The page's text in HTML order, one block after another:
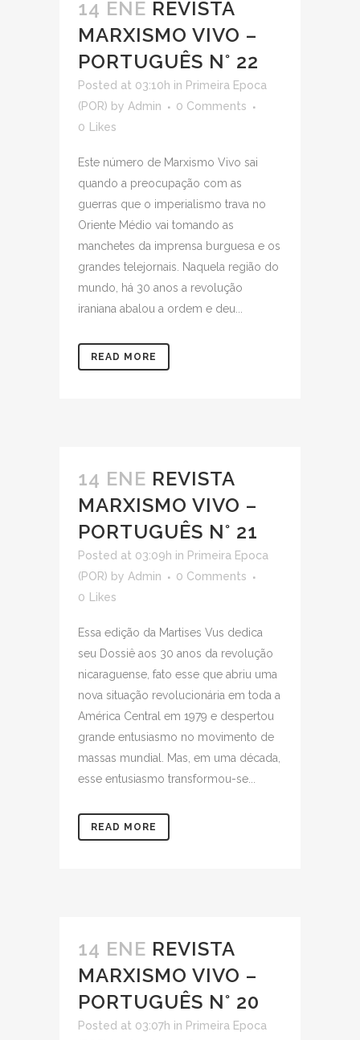
14 ENE REVISTA
MARXISMO VIVO –
PORTUGUÊS N° 22
Posted at 03:10h in Primeira Epoca
(POR) by Admin
0 Comments
0 Likes
Este número de Marxismo Vivo sai
quando a preocupação com as
guerras que o imperialismo trava no
Oriente Médio vai tomando as
manchetes da imprensa burguesa e os
grandes telejornais. Naquela região do
mundo, há 30 anos a revolução
iraniana abalou a ordem e deu...
READ MORE
14 ENE REVISTA
MARXISMO VIVO –
PORTUGUÊS N° 21
Posted at 03:09h in Primeira Epoca
(POR) by Admin
0 Comments
0 Likes
Essa edição da Martises Vus dedica
seu Dossiê aos 30 anos da revolução
nicaraguense, fato esse que abriu uma
nova situação revolucionária em toda a
América Central em 1979 e despertou
grande entusiasmo no movimento de
massas mundial. Mas, em uma década,
esse entusiasmo transformou-se...
READ MORE
14 ENE REVISTA
MARXISMO VIVO –
PORTUGUÊS N° 20
Posted at 03:07h in Primeira Epoca